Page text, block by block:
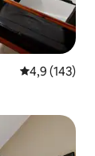
4,9 de uma
4,9 (143)